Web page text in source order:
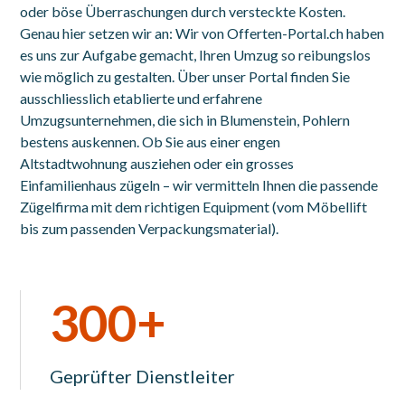
oder böse Überraschungen durch versteckte Kosten.
Genau hier setzen wir an: Wir von Offerten-Portal.ch haben
es uns zur Aufgabe gemacht, Ihren Umzug so reibungslos
wie möglich zu gestalten. Über unser Portal finden Sie
ausschliesslich etablierte und erfahrene
Umzugsunternehmen, die sich in Blumenstein, Pohlern
bestens auskennen. Ob Sie aus einer engen
Altstadtwohnung ausziehen oder ein grosses
Einfamilienhaus zügeln – wir vermitteln Ihnen die passende
Zügelfirma mit dem richtigen Equipment (vom Möbellift
bis zum passenden Verpackungsmaterial).
300+
Geprüfter Dienstleiter